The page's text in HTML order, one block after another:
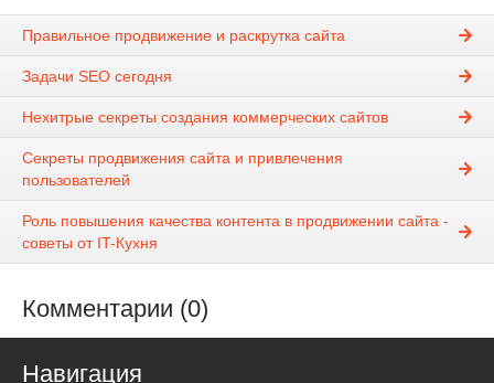
Правильное продвижение и раскрутка сайта
Задачи SEO сегодня
Нехитрые секреты создания коммерческих сайтов
Секреты продвижения сайта и привлечения
пользователей
Роль повышения качества контента в продвижении сайта -
советы от IT-Кухня
Комментарии (0)
Навигация